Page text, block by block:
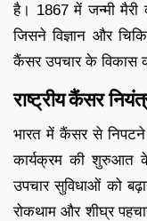
है। 1867 में जन्मी मैरी
जिसने विज्ञान और
कैंसर उपचार के विकास
राष्ट्रीय कैंसर
भारत में कैंसर से निपटने
कार्यक्रम की शुरुआत
उपचार सुविधाओं को
रोकथाम और शीघ्र